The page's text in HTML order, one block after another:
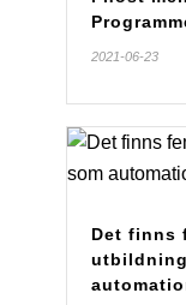
2021-06-23
Det finns